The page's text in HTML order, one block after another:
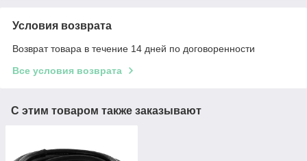
Условия возврата
Возврат товара в течение 14 дней по договоренности
Все условия возврата
С этим товаром также заказывают